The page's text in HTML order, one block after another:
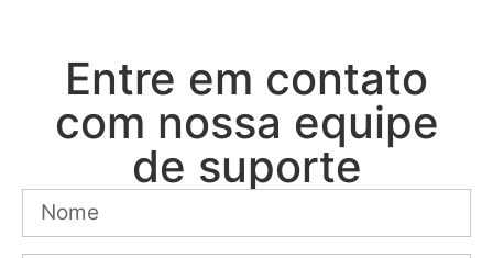
Entre em contato
com nossa equipe
de suporte